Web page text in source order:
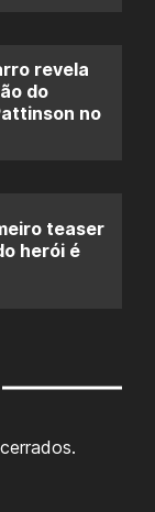
revela
do
no
teaser
herói é